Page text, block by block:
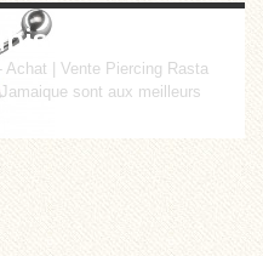
Achat | Vente Piercing Rasta
sont aux meilleurs